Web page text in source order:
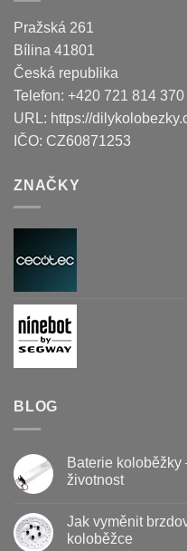
Pražská 261
Bílina 41801
Česká republika
Telefon: +420 721 814 370
URL: https://
IČO: CZ60871253
ZNAČKY
BLOG
Baterie
životnost
textu
s
Jak vyměnit
koloběžce